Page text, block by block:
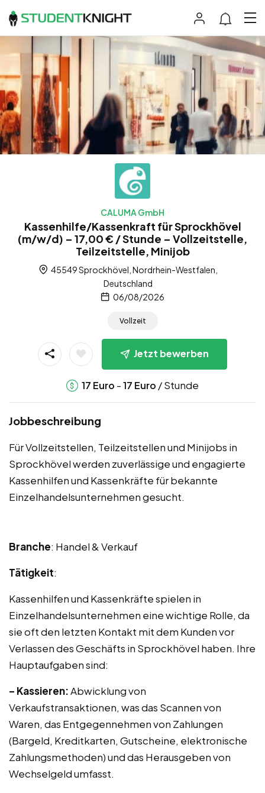
CALUMA GmbH
Kassenhilfe/Kassenkraft für Sprockhövel
(m/w/d) – 17,00 € / Stunde – Vollzeitstelle,
Teilzeitstelle, Minijob
45549 Sprockhövel, Nordrhein-Westfalen,
Deutschland
06/08/2026
Vollzeit
Jetzt bewerben
17 Euro -17 Euro / Stunde
Jobbeschreibung
Für Vollzeitstellen, Teilzeitstellen und Minijobs in
Sprockhövel werden zuverlässige und engagierte
Kassenhilfen und Kassenkräfte für bekannte
Einzelhandelsunternehmen gesucht.
Branche: Handel & Verkauf
Tätigkeit:
Kassenhilfen und Kassenkräfte spielen in
Einzelhandelsunternehmen eine wichtige Rolle, da
sie oft den letzten Kontakt mit dem Kunden vor
Verlassen des Geschäfts in Sprockhövel haben. Ihre
Hauptaufgaben sind:
– Kassieren:Abwicklung von
Verkaufstransaktionen, was das Scannen von
Waren, das Entgegennehmen von Zahlungen
(Bargeld, Kreditkarten, Gutscheine, elektronische
Zahlungsmethoden) und das Herausgeben von
Wechselgeld umfasst.